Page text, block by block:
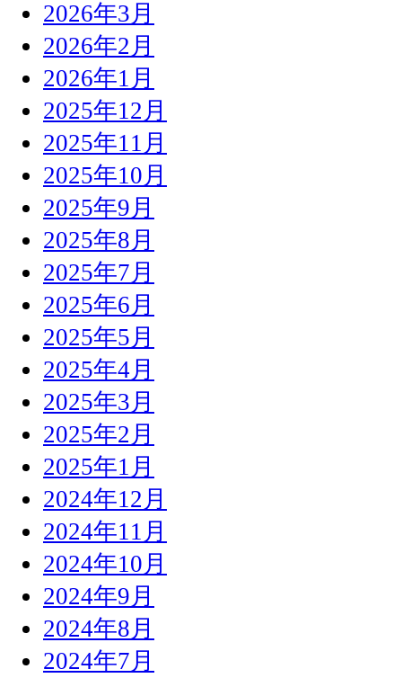
2026年3月
2026年2月
2026年1月
2025年12月
2025年11月
2025年10月
2025年9月
2025年8月
2025年7月
2025年6月
2025年5月
2025年4月
2025年3月
2025年2月
2025年1月
2024年12月
2024年11月
2024年10月
2024年9月
2024年8月
2024年7月